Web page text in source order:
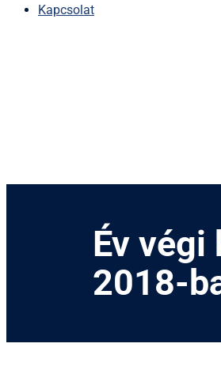
Kapcsolat
Év
2018-